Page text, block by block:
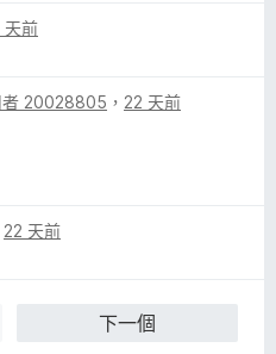
天前
20028805 ， 22 天前
22 天前
下一個